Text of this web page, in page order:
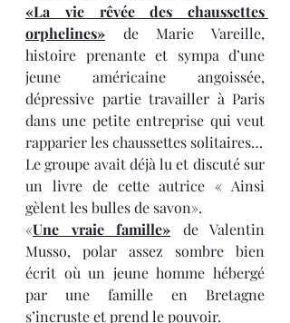
«La vie rêvée des chaussettes
orphelines» de Marie Vareille,
histoire prenante et sympa d’une
jeune américaine angoissée,
dépressive partie travailler à Paris
dans une petite entreprise qui veut
rapparier les chaussettes solitaires…
Le groupe avait déjà lu et discuté sur
un livre de cette autrice « Ainsi
gèlent les bulles de savon».
«Une vraie famille» de Valentin
Musso, polar assez sombre bien
écrit où un jeune homme hébergé
par une famille en Bretagne
s’incruste et prend le pouvoir.